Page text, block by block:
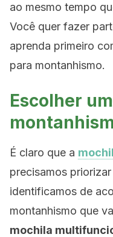
ao mesmo tempo
Você quer fazer
aprenda primeiro
para montanhismo.
Escolher
É claro que a
precisamos
identificamos de
montanhismo que
mochila